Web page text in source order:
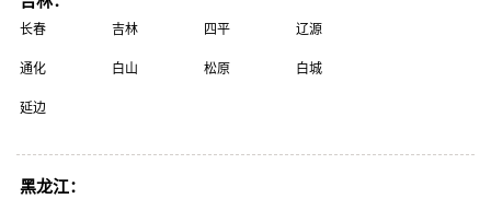
长春 吉林 四平 辽源
通化 白山 松原 白城
延边
黑龙江：